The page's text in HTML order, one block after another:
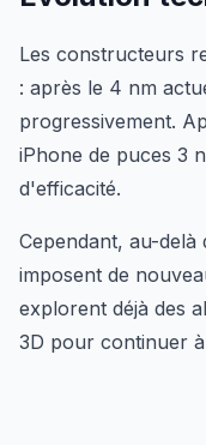
Les constructeurs
: après le 4 nm
progressivement.
iPhone de puces 3
d'efficacité.
Cependant, au-delà
imposent de
explorent déjà des
3D pour continuer